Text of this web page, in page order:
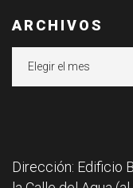
ARCHIVOS
Dirección: Edificio